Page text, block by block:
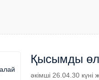
Қысымды
әкімші 26.04.30 күні